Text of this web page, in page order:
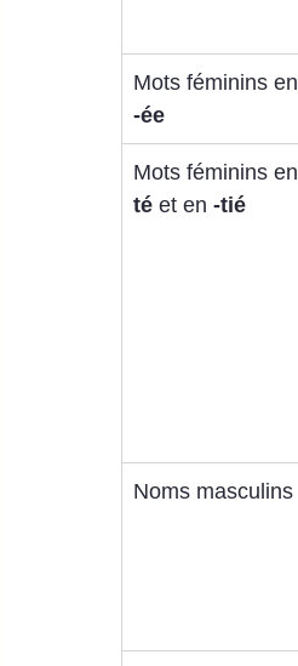
Mots féminins en
-ée
Mots féminins en
té et en -tié
Noms masculins